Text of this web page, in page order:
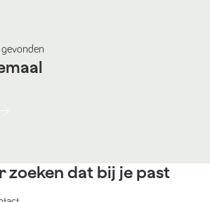
gevonden
zoeken dat bij je past